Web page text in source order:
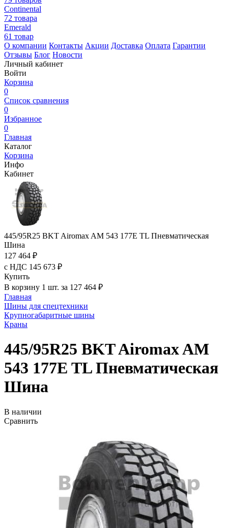
Continental
72 товара
Emerald
61 товар
О компании Контакты Акции Доставка Оплата Гарантии
Отзывы Блог Новости
Личный кабинет
Войти
Корзина
0
Список сравнения
0
Избранное
0
Главная
Каталог
Корзина
Инфо
Кабинет
445/95R25 BKT Airomax AM 543 177E TL Пневматическая
Шина
127 464 ₽
с НДС 145 673 ₽
Купить
В корзину 1 шт. за 127 464 ₽
Главная
Шины для спецтехники
Крупногабаритные шины
Краны
445/95R25 BKT Airomax AM
543 177E TL Пневматическая
Шина
В наличии
Сравнить